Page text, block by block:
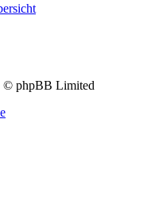
© phpBB Limited